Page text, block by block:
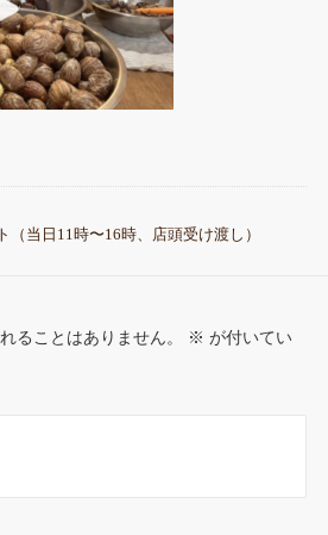
（当日11時〜16時、店頭受け渡し）
ることはありません。
※ が付いてい